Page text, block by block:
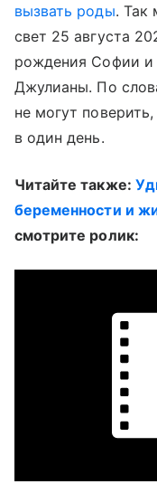
вызвать роды. Так
свет 25 августа
рождения Софии и
Джулианы. По
не могут
в один день.
Читайте также:
беременности и
смотрите ролик: